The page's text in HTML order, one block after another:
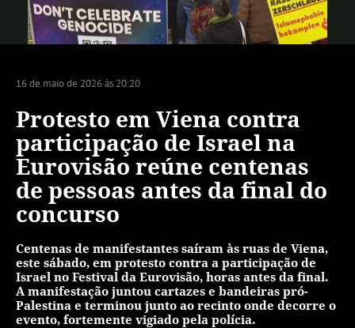
16 de maio de 2026 às 20:20
Protesto em Viena contra
participação de Israel na
Eurovisão reúne centenas
de pessoas antes da final do
concurso
Centenas de manifestantes saíram às ruas de Viena,
este sábado, em protesto contra a participação de
Israel no Festival da Eurovisão, horas antes da final.
A manifestação juntou cartazes e bandeiras pró-
Palestina e terminou junto ao recinto onde decorre o
evento, fortemente vigiado pela polícia.